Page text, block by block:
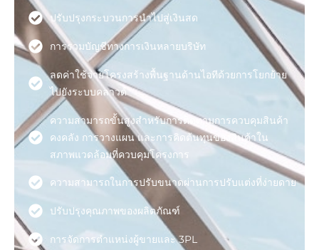
ปรับปรุงกระบวนการนำไปสู่เงินสด
การรวมบัญชีทางการเงินหลายบริษัท
ลดค่าใช้จ่ายโครงสร้างพื้นฐานด้านไอทีด้วยการโยกย้าย
ไปยังระบบคลาวด์
ความสามารถขั้นสูงสำหรับการติดตามการควบคุมสินค้า
คงคลัง การวางแผน และการคิดต้นทุนของสินค้าใน
สภาพแวดล้อมที่ควบคุมโครงการ
ความสามารถในการปรับขนาดผ่านการปรับแต่งที่ง่ายดาย
ปรับปรุงคุณภาพของผลิตภัณฑ์
การจัดการตำแหน่งผู้ขายและ 3PL